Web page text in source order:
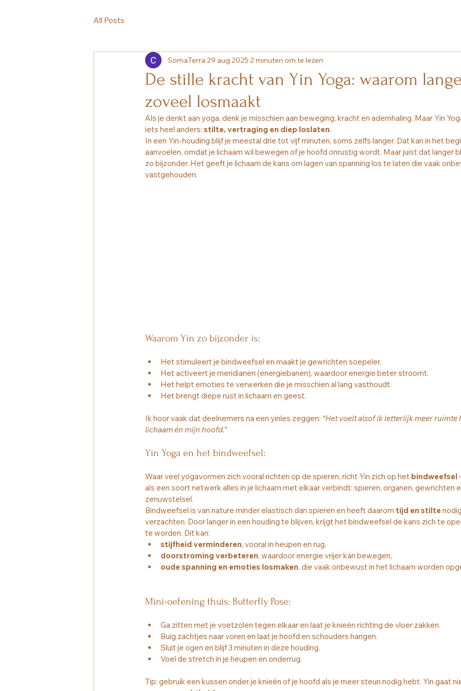
All Posts
De stille kracht van Yin Yoga: waarom
zoveel losmaakt
SomaTerra 29 aug 2025 2 minuten om te lezen
Als je denkt aan yoga, denk je misschien aan beweging, kracht en ademhaling. Maar Yin
iets heel anders: stilte, vertraging en diep loslaten.
In een Yin-houding blijf je meestal drie tot vijf minuten, soms zelfs langer. Dat kan in het
aanvoelen, omdat je lichaam wil bewegen of je hoofd onrustig wordt. Maar juist dat langer
zo bijzonder. Het geeft je lichaam de kans om lagen van spanning los te laten die vaak
vastgehouden.
Waarom Yin zo bijzonder is:
Het stimuleert je bindweefsel en maakt je gewrichten soepeler.
Het activeert je meridianen (energiebanen), waardoor energie beter stroomt.
Het helpt emoties te verwerken die je misschien al lang vasthoudt.
Het brengt diepe rust in lichaam en geest.
Ik hoor vaak dat deelnemers na een yinles zeggen: “Het voelt alsof ik letterlijk meer ruimte
lichaam én mijn hoofd.”
Yin Yoga en het bindweefsel:
Waar veel yogavormen zich vooral richten op de spieren, richt Yin zich op het bindweefsel
als een soort netwerk alles in je lichaam met elkaar verbindt: spieren, organen, gewrichten
zenuwstelsel.
Bindweefsel is van nature minder elastisch dan spieren en heeft daarom tijd en stilte
verzachten. Door langer in een houding te blijven, krijgt het bindweefsel de kans zich te
te worden. Dit kan:
stijfheid verminderen, vooral in heupen en rug,
doorstroming verbeteren, waardoor energie vrijer kan bewegen,
oude spanning en emoties losmaken, die vaak onbewust in het lichaam worden
Mini-oefening thuis: Butterfly Pose:
Ga zitten met je voetzolen tegen elkaar en laat je knieën richting de vloer zakken.
Buig zachtjes naar voren en laat je hoofd en schouders hangen.
Sluit je ogen en blijf 3 minuten in deze houding.
Voel de stretch in je heupen en onderrug.
Tip: gebruik een kussen onder je knieën of je hoofd als je meer steun nodig hebt. Yin gaat